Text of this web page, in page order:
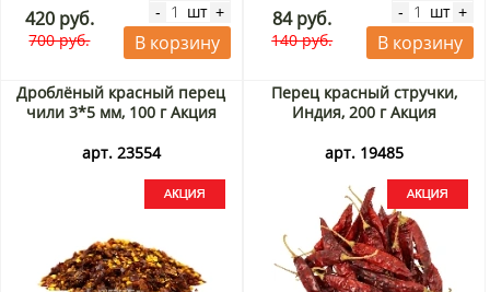
420 руб.
700 руб.
- шт +
В корзину
84 руб.
140 руб.
- шт +
В корзину
Дроблёный красный перец
чили 3*5 мм, 100 г Акция
арт. 23554
Перец красный стручки,
Индия, 200 г Акция
арт. 19485